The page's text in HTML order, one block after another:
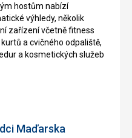
hostům nabízí
výhledy, několik
zařízení včetně fitness
a cvičného odpaliště,
a kosmetických služeb
Maďarska